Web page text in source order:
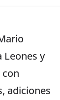
Leones y
con
adiciones